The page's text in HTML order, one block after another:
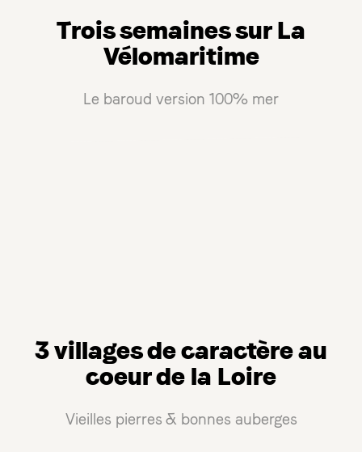
Trois semaines sur La
Vélomaritime
Le baroud version 100% mer
3 villages de caractère au
coeur de la Loire
Vieilles pierres & bonnes auberges